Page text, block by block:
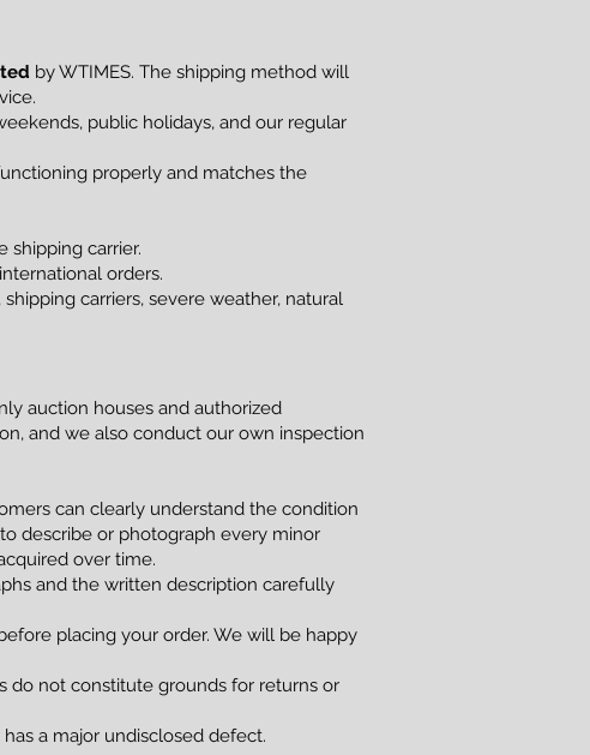
by WTIMES. The shipping method will
public holidays, and our regular
properly and matches the
shipping carrier.
orders.
carriers, severe weather, natural
auction houses and authorized
and we also conduct our own inspection
can clearly understand the condition
describe or photograph every minor
over time.
and the written description carefully
placing your order. We will be happy
do not constitute grounds for returns or
a major undisclosed defect.